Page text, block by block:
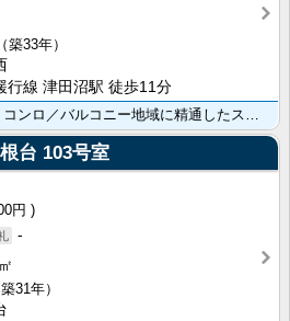
（築33年）
行線 津田沼駅 徒歩11分
鉄骨造／エレベーター／ＩＨコンロ／バルコニー地域に精通したスタッフがお部屋探しをお手伝いします！物件･･･
台 103号室
円
-
築31年）